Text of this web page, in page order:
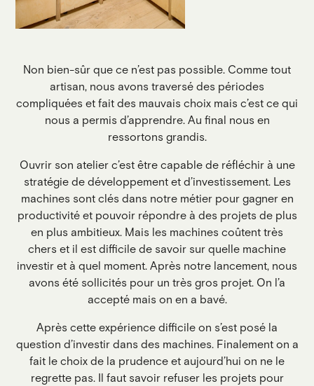
Non bien-sûr que ce n’est pas possible. Comme tout
artisan, nous avons traversé des périodes
compliquées et fait des mauvais choix mais c’est ce qui
nous a permis d’apprendre. Au final nous en
ressortons grandis.
Ouvrir son atelier c’est être capable de réfléchir à une
stratégie de développement et d’investissement. Les
machines sont clés dans notre métier pour gagner en
productivité et pouvoir répondre à des projets de plus
en plus ambitieux. Mais les machines coûtent très
chers et il est difficile de savoir sur quelle machine
investir et à quel moment. Après notre lancement, nous
avons été sollicités pour un très gros projet. On l’a
accepté mais on en a bavé.
Après cette expérience difficile on s’est posé la
question d’investir dans des machines. Finalement on a
fait le choix de la prudence et aujourd’hui on ne le
regrette pas. Il faut savoir refuser les projets pour